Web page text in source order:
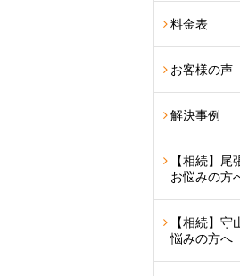
料金表
お客様の声
解決事例
【相続】
お悩みの方
【相続】
悩みの方へ